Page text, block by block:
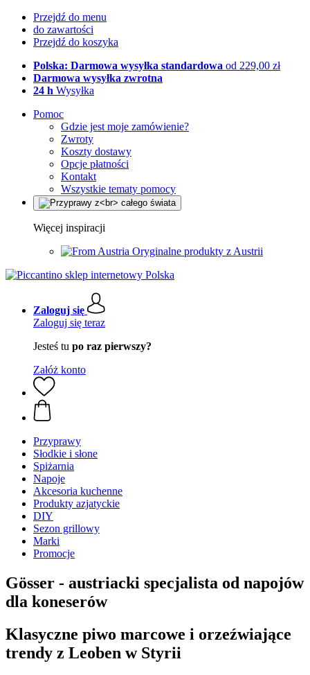
Przejdź do menu
do zawartości
Przejdź do koszyka
Polska: Darmowa wysyłka standardowa od 229,00 zł
Darmowa wysyłka zwrotna
24 h Wysyłka
Pomoc
Gdzie jest moje zamówienie?
Zwroty
Koszty dostawy
Opcje płatności
Kontakt
Wszystkie tematy pomocy
Więcej inspiracji
Oryginalne produkty z Austrii
Zaloguj się
Zaloguj się teraz
Jesteś tu po raz pierwszy?
Załóż konto
Przyprawy
Słodkie i słone
Spiżarnia
Napoje
Akcesoria kuchenne
Produkty azjatyckie
DIY
Sezon grillowy
Marki
Promocje
Gösser - austriacki specjalista od napojów
dla koneserów
Klasyczne piwo marcowe i orzeźwiające
trendy z Leoben w Styrii